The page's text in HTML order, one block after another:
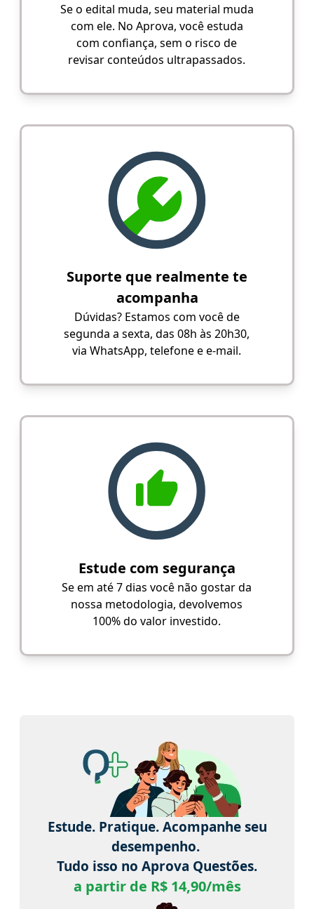
Se o edital muda, seu material muda
com ele. No Aprova, você estuda
com confiança, sem o risco de
revisar conteúdos ultrapassados.
Suporte que realmente te
acompanha
Dúvidas? Estamos com você de
segunda a sexta, das 08h às 20h30,
via WhatsApp, telefone e e-mail.
Estude com segurança
Se em até 7 dias você não gostar da
nossa metodologia, devolvemos
100% do valor investido.
Estude. Pratique. Acompanhe seu
desempenho.
Tudo isso no Aprova Questões.
a partir de R$ 14,90/mês